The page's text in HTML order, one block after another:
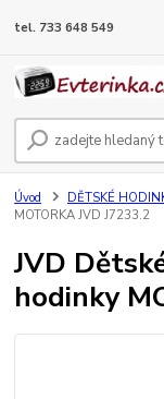
tel. 733 648 549
Úvod DĚTSKÉ
MOTORKA JVD J7233.2
JVD
hodinky